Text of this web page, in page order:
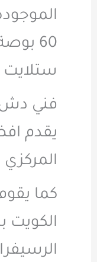
60
ستلايت
فني دش
يقدم
كما
الكويت